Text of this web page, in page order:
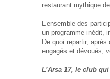
restaurant mythique
L’ensemble des
un programme inédit,
De quoi repartir,
engagés et dévoués,
L’Arsa 17, le club